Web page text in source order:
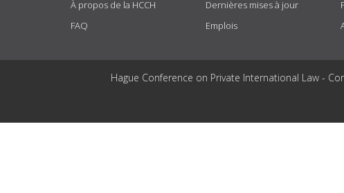
À propos de la HCCH
FAQ
Dernières mises à jour
Emplois
Hague Conference on Private International Law -